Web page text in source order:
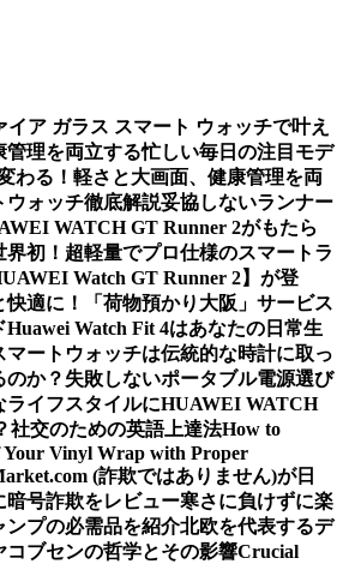
イア ガラス スマート ウォッチで叶え
管理を両立する忙しい毎日の注目モデ
わる！軽さと大画面、健康管理を両
ウォッチ徹底解説妥協しないランナー
WATCH GT Runner 2がもたら
界初！超軽量でプロ仕様のスマートラ
Watch GT Runner 2】が登
快適に！「荷物預かり大阪」サービス
Huawei Watch Fit 4はあなたの日常生
マートウォッチは伝統的な時計に取っ
のか？ 失敗しないポータブル電源選び
ライフスタイルにHUAWEI WATCH
社交のための英語上達法How to
Your Vinyl Wrap with Proper
(詐欺ではありません)が日
暗号詐欺をレビュー寒さに負けずに楽
ンプの必需品を紹介北欧を代表するデ
ブセンの哲学とその影響Crucial